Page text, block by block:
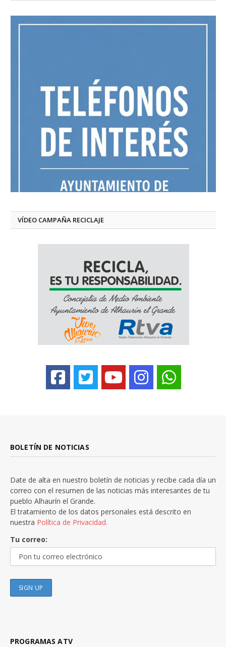
VÍDEO CAMPAÑA RECICLAJE
BOLETÍN DE NOTICIAS
Date de alta en nuestro boletín de noticias y recibe cada día un
correo con el resumen de las noticias más interesantes de tu
pueblo Alhaurín el Grande.
El tratamiento de los datos personales está descrito en
nuestra Política de Privacidad.
Tu correo:
PROGRAMAS ATV